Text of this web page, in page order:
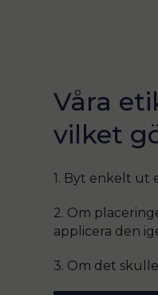
Våra
vilket
1. Byt enkelt ut
2. Om
applicera den
3. Om det